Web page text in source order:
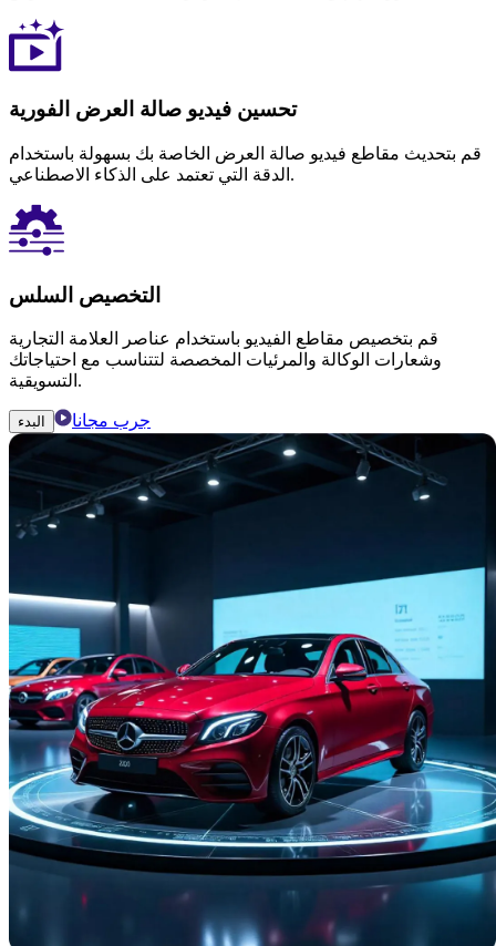
تحسين فيديو صالة العرض الفورية
قم بتحديث مقاطع فيديو صالة العرض الخاصة بك بسهولة باستخدام
الدقة التي تعتمد على الذكاء الاصطناعي.
التخصيص السلس
قم بتخصيص مقاطع الفيديو باستخدام عناصر العلامة التجارية
وشعارات الوكالة والمرئيات المخصصة لتتناسب مع احتياجاتك
التسويقية.
البدء جرب مجانا